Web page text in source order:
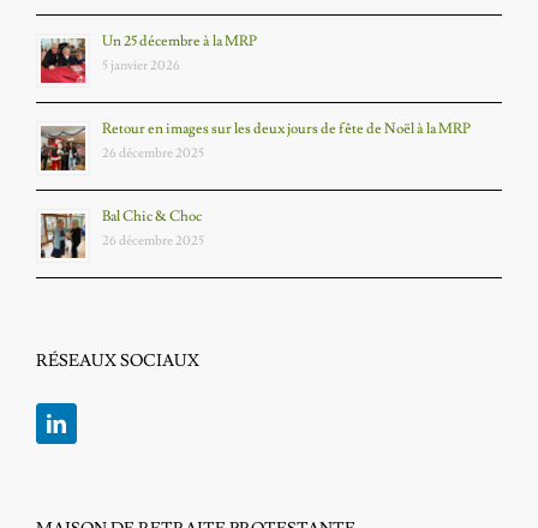
Un 25 décembre à la MRP
5 janvier 2026
Retour en images sur les deux jours de fête de Noël à la MRP
26 décembre 2025
Bal Chic & Choc
26 décembre 2025
RÉSEAUX SOCIAUX